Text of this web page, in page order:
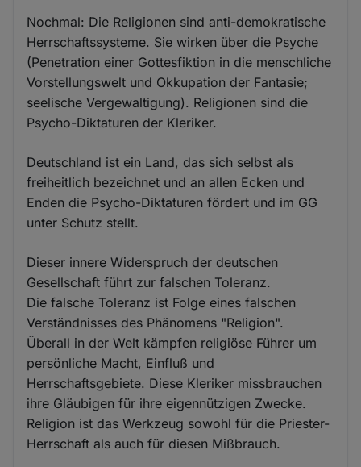
Nochmal: Die Religionen sind anti-demokratische
Herrschaftssysteme. Sie wirken über die Psyche
(Penetration einer Gottesfiktion in die menschliche
Vorstellungswelt und Okkupation der Fantasie;
seelische Vergewaltigung). Religionen sind die
Psycho-Diktaturen der Kleriker.
Deutschland ist ein Land, das sich selbst als
freiheitlich bezeichnet und an allen Ecken und
Enden die Psycho-Diktaturen fördert und im GG
unter Schutz stellt.
Dieser innere Widerspruch der deutschen
Gesellschaft führt zur falschen Toleranz.
Die falsche Toleranz ist Folge eines falschen
Verständnisses des Phänomens "Religion".
Überall in der Welt kämpfen religiöse Führer um
persönliche Macht, Einfluß und
Herrschaftsgebiete. Diese Kleriker missbrauchen
ihre Gläubigen für ihre eigennützigen Zwecke.
Religion ist das Werkzeug sowohl für die Priester-
Herrschaft als auch für diesen Mißbrauch.